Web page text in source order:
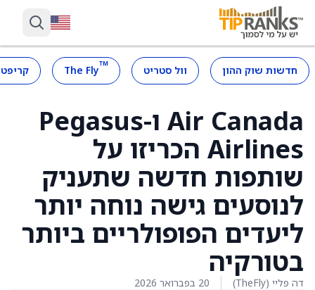
חדשות שוק ההון וול סטריט ™
The Fly
Air Canada ו-Pegasus
Airlines הכריזו על
שותפות חדשה שתעניק
לנוסעים גישה נוחה יותר
ליעדים הפופולריים ביותר
בטורקיה
דה פליי (TheFly) 20 בפברואר 2026